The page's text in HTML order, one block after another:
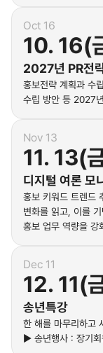
Oct 16
10. 16(
2027년 PR전
홍보전략 계획과 수
수립 방안 등 2027
Nov 13
11. 13(
디지털 여론 모
홍보 키워드 트렌드
변화를 읽고, 이를
홍보 업무 역량을 강
Dec 11
12. 11(
송년특강
한 해를 마무리하고
▶ 송년행사 : 장기